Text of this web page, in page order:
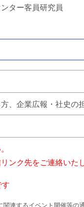
ター客員研究員
、企業広報・社史の
ンク先をご連絡いた
連するイベント開催等の